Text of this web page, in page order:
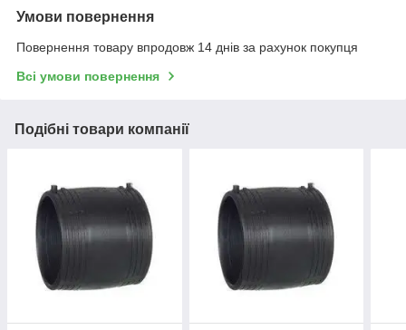
Умови повернення
Повернення товару впродовж 14 днів за рахунок покупця
Всі умови повернення
Подібні товари компанії